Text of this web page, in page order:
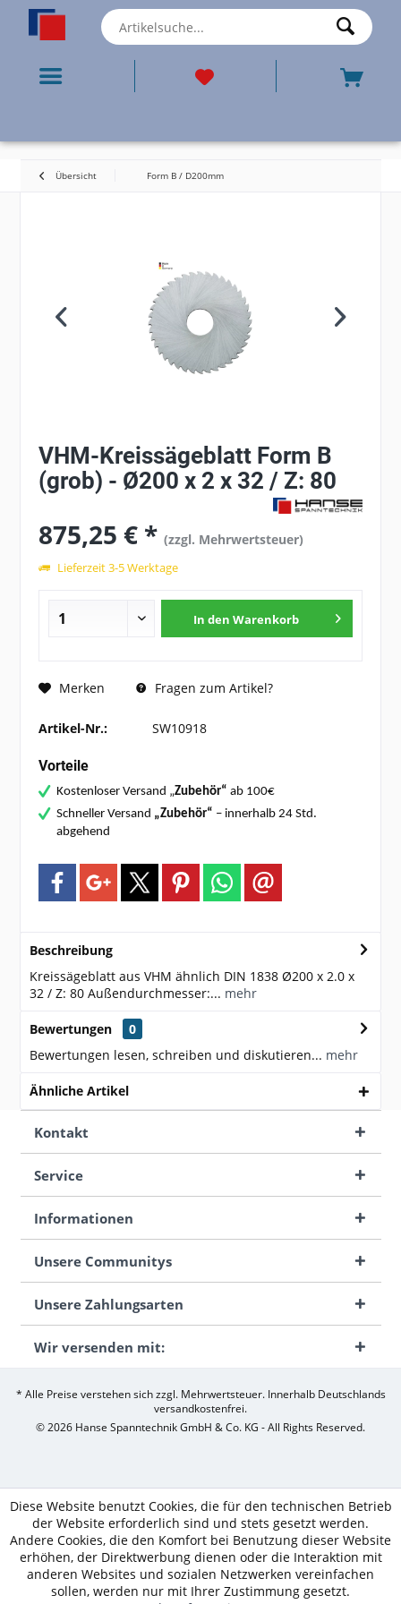
Übersicht Form B / D200mm
VHM-Kreissägeblatt Form B
(grob) - Ø200 x 2 x 32 / Z: 80
875,25 € *(zzgl. Mehrwertsteuer)
Lieferzeit 3-5 Werktage
In den Warenkorb
Merken Fragen zum Artikel?
Artikel-Nr.: SW10918
Vorteile
Kostenloser Versand „Zubehör“ ab 100€
Schneller Versand „Zubehör“ – innerhalb 24 Std.
abgehend
Beschreibung
Kreissägeblatt aus VHM ähnlich DIN 1838 Ø200 x 2.0 x
32 / Z: 80 Außendurchmesser:... mehr
Bewertungen
0
Bewertungen lesen, schreiben und diskutieren... mehr
Ähnliche Artikel
Kontakt
Service
Informationen
Unsere Communitys
Unsere Zahlungsarten
Wir versenden mit:
* Alle Preise verstehen sich zzgl. Mehrwertsteuer. Innerhalb Deutschlands
versandkostenfrei.
© 2026 Hanse Spanntechnik GmbH & Co. KG - All Rights Reserved.
Diese Website benutzt Cookies, die für den technischen Betrieb
der Website erforderlich sind und stets gesetzt werden.
Andere Cookies, die den Komfort bei Benutzung dieser Website
erhöhen, der Direktwerbung dienen oder die Interaktion mit
anderen Websites und sozialen Netzwerken vereinfachen
sollen, werden nur mit Ihrer Zustimmung gesetzt.